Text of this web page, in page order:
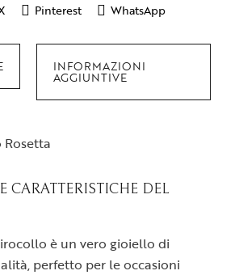
Pinterest WhatsApp
INFORMAZIONI
AGGIUNTIVE
CARATTERISTICHE DEL
è un vero gioiello di
perfetto per le occasioni